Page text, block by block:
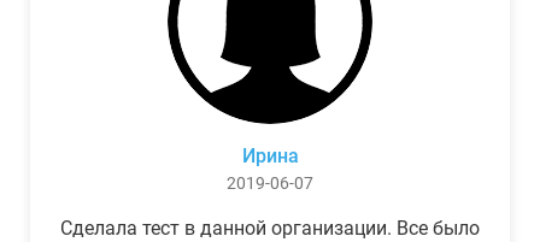
Ирина
2019-06-07
Сделала тест в данной организации. Все было